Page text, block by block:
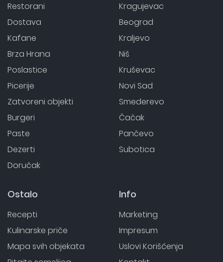
Restorani
Dostava
Kafane
Brza Hrana
Poslastice
Picerije
Zatvoreni objekti
Burgeri
Paste
Dezerti
Doručak
Kragujevac
Beograd
Kraljevo
Niš
Kruševac
Novi Sad
Smederevo
Čačak
Pančevo
Subotica
Ostalo
Recepti
Kulinarske priče
Mapa svih objekata
Info
Marketing
Impresum
Uslovi Korišćenja